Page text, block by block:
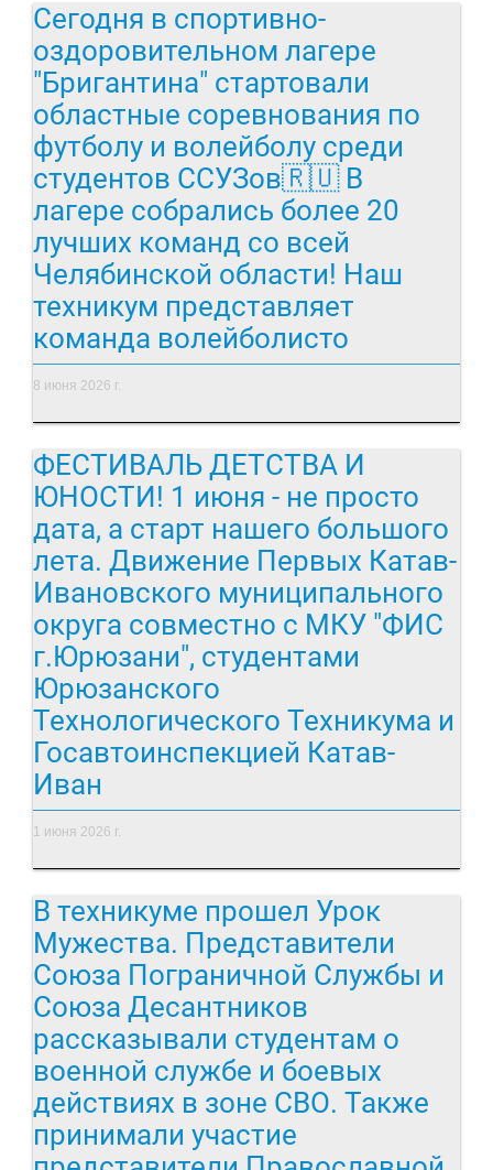
Сегодня в спортивно-
оздоровительном лагере
"Бригантина" стартовали
областные соревнования по
футболу и волейболу среди
студентов ССУЗов🇷🇺 В
лагере собрались более 20
лучших команд со всей
Челябинской области! Наш
техникум представляет
команда волейболисто
8 июня 2026 г.
ФЕСТИВАЛЬ ДЕТСТВА И
ЮНОСТИ! 1 июня - не просто
дата, а старт нашего большого
лета. Движение Первых Катав-
Ивановского муниципального
округа совместно с МКУ "ФИС
г.Юрюзани", студентами
Юрюзанского
Технологического Техникума и
Госавтоинспекцией Катав-
Иван
1 июня 2026 г.
В техникуме прошел Урок
Мужества. Представители
Союза Пограничной Службы и
Союза Десантников
рассказывали студентам о
военной службе и боевых
действиях в зоне СВО. Также
принимали участие